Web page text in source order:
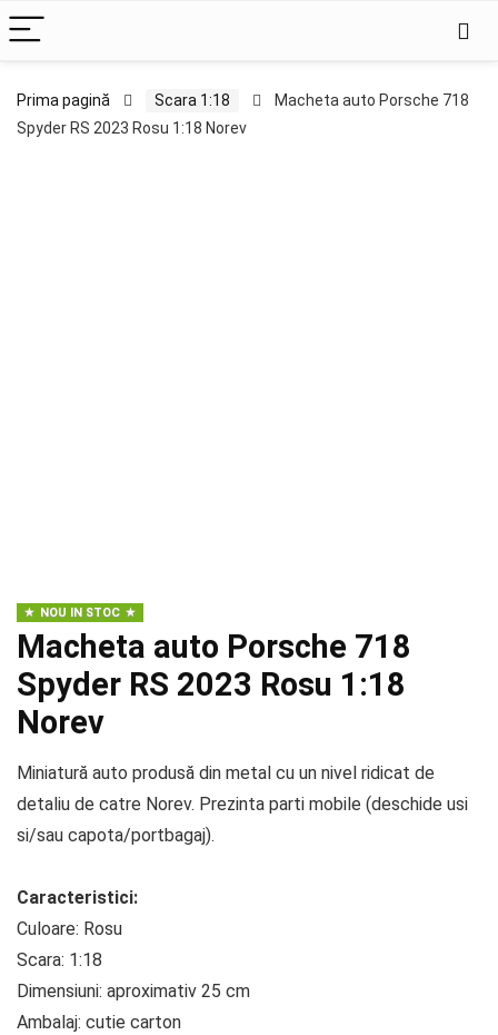
Prima pagină Scara 1:18
Macheta auto Porsche 718
Spyder RS 2023 Rosu 1:18 Norev
NOU IN STOC
Macheta auto Porsche 718
Spyder RS 2023 Rosu 1:18
Norev
Miniatură auto produsă din metal cu un nivel ridicat de
detaliu de catre Norev. Prezinta parti mobile (deschide usi
si/sau capota/portbagaj).
Caracteristici:
Culoare: Rosu
Scara: 1:18
Dimensiuni: aproximativ 25 cm
Ambalaj: cutie carton